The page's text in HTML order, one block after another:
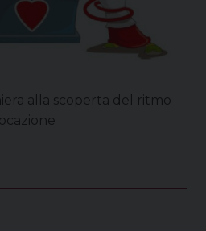
alla scoperta del ritmo